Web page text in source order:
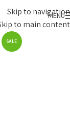
Skip to navigation
to main content
MENU
SALE